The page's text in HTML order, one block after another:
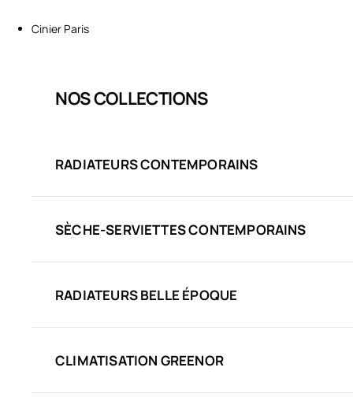
Cinier Paris
NOS COLLECTIONS
RADIATEURS CONTEMPORAINS
SÈCHE-SERVIETTES CONTEMPORAINS
RADIATEURS BELLE ÉPOQUE
CLIMATISATION GREENOR